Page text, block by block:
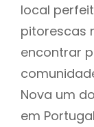
local
pitorescas
encontrar
Nova um
em